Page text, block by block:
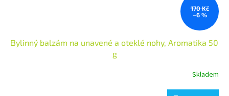
170 Kč
–6 %
Bylinný balzám na unavené a oteklé nohy, Aromatika 50
g
Skladem